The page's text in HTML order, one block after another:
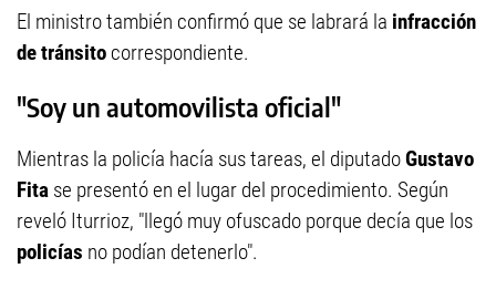
El ministro también confirmó que se labrará la infracción
de tránsito correspondiente.
"Soy un automovilista oficial"
Mientras la policía hacía sus tareas, el diputadoGustavo
Fita se presentó en el lugar del procedimiento. Según
reveló Iturrioz, "llegó muy ofuscado porque decía que los
policías no podían detenerlo".